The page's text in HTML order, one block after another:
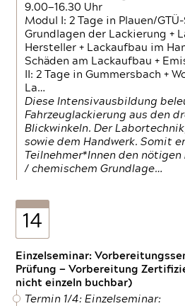
9.00—16.30 Uhr
Modul I: 2 Tage in Plauen/
Grundlagen der Lackierung +
Hersteller + Lackaufbau im
Schäden am Lackaufbau +
II: 2 Tage in Gummersbach +
La…
Diese Intensivausbildung
Fahrzeuglackierung aus den
Blickwinkeln. Der
sowie dem Handwerk. Somit
Teilnehmer*Innen den
/ chemischem Grundlage…
14
Einzelseminar:
Prüfung — Vorbereitung
nicht einzeln buchbar)
Termin 1/4: Einzelseminar: